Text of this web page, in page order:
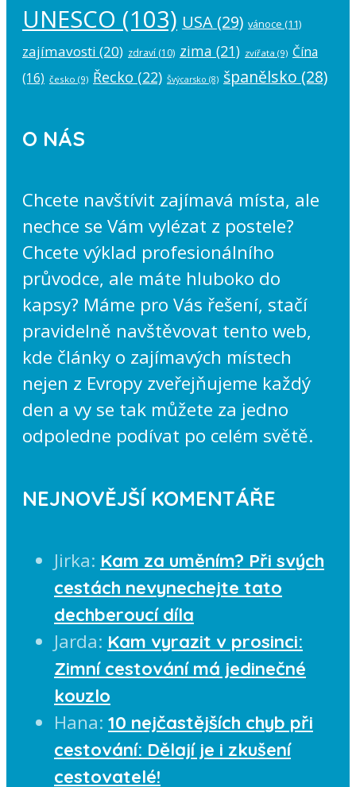
UNESCO (103) USA (29) vánoce (11)
zajímavosti (20) zdraví (10) zima (21) zvířata (9) Čína
(16) česko (9) Řecko (22) Švýcarsko (8) španělsko (28)
O NÁS
Chcete navštívit zajímavá místa, ale
nechce se Vám vylézat z postele?
Chcete výklad profesionálního
průvodce, ale máte hluboko do
kapsy? Máme pro Vás řešení, stačí
pravidelně navštěvovat tento web,
kde články o zajímavých místech
nejen z Evropy zveřejňujeme každý
den a vy se tak můžete za jedno
odpoledne podívat po celém světě.
NEJNOVĚJŠÍ KOMENTÁŘE
Jirka: Kam za uměním? Při svých
cestách nevynechejte tato
dechberoucí díla
Jarda: Kam vyrazit v prosinci:
Zimní cestování má jedinečné
kouzlo
Hana: 10 nejčastějších chyb při
cestování: Dělají je i zkušení
cestovatelé!